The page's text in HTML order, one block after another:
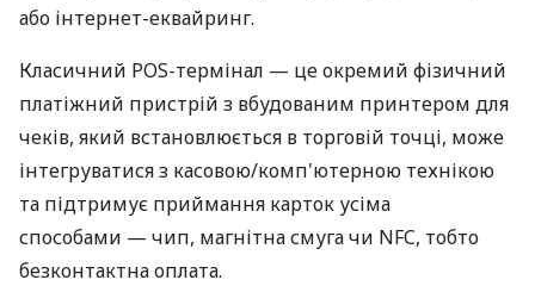
або інтернет-еквайринг.
Класичний POS-термінал — це окремий фізичний
платіжний пристрій з вбудованим принтером для
чеків, який встановлюється в торговій точці, може
інтегруватися з касовою/комп'ютерною технікою
та підтримує приймання карток усіма
способами — чип, магнітна смуга чи NFC, тобто
безконтактна оплата.